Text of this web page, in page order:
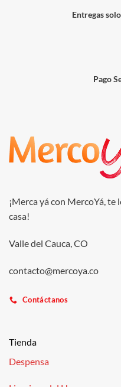
Entregas
Pago
¡Merca yá con MercoYá,
casa!
Valle del Cauca, CO
contacto@mercoya.co
Contáctanos
Tienda
Despensa